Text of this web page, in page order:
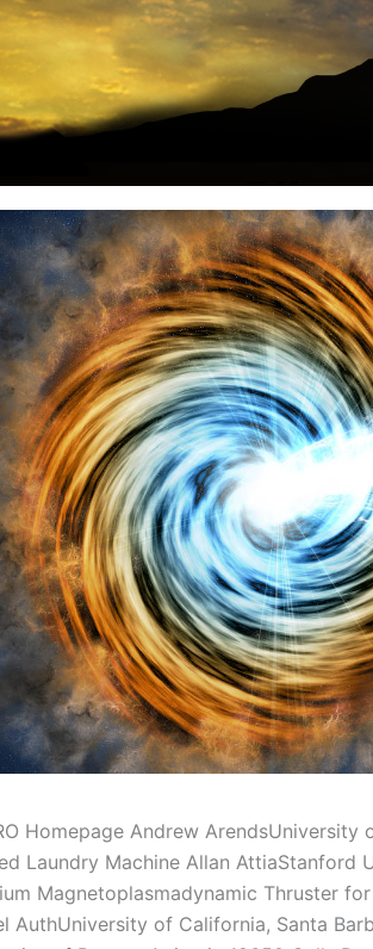
Homepage Andrew
Laundry Machine Allan AttiaStanford
Magnetoplasmadynamic Thruster
AuthUniversity of California, Santa